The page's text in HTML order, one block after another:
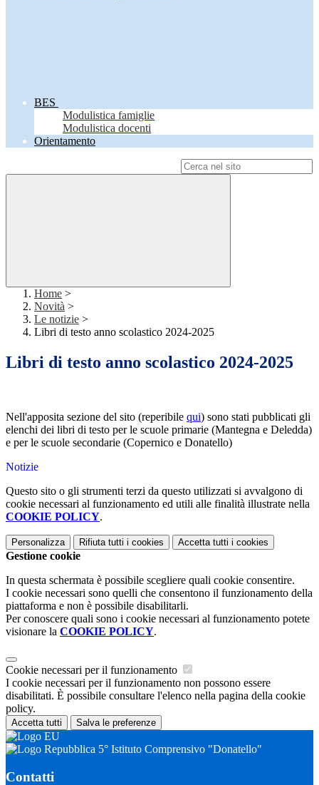
BES
Modulistica famiglie
Modulistica docenti
Orientamento
Home >
Novità >
Le notizie >
Libri di testo anno scolastico 2024-2025
Libri di testo anno scolastico 2024-2025
Nell'apposita sezione del sito (reperibile qui) sono stati pubblicati gli
elenchi dei libri di testo per le scuole primarie (Mantegna e Deledda)
e per le scuole secondarie (Copernico e Donatello)
Notizie
Questo sito o gli strumenti terzi da questo utilizzati si avvalgono di
cookie necessari al funzionamento ed utili alle finalità illustrate nella
COOKIE POLICY.
Personalizza Rifiuta tutti i cookies Accetta tutti i cookies
Gestione cookie
In questa schermata è possibile scegliere quali cookie consentire.
I cookie necessari sono quelli che consentono il funzionamento della
piattaforma e non è possibile disabilitarli.
Per conoscere quali sono i cookie necessari al funzionamento potete
visionare la COOKIE POLICY.
Cookie necessari per il funzionamento
I cookie necessari per il funzionamento non possono essere
disabilitati. È possibile consultare l'elenco nella pagina della cookie
policy.
Accetta tutti Salva le preferenze
5° Istituto Comprensivo "Donatello"
Contatti